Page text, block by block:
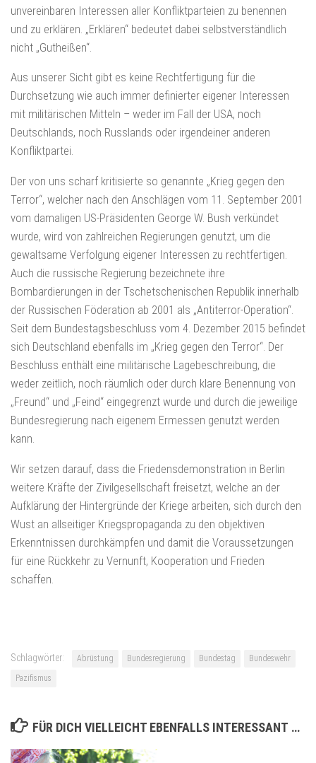
unvereinbaren Interessen aller Konfliktparteien zu benennen
und zu erklären. „Erklären“ bedeutet dabei selbstverständlich
nicht „Gutheißen“.
Aus unserer Sicht gibt es keine Rechtfertigung für die
Durchsetzung wie auch immer definierter eigener Interessen
mit militärischen Mitteln – weder im Fall der USA, noch
Deutschlands, noch Russlands oder irgendeiner anderen
Konfliktpartei.
Der von uns scharf kritisierte so genannte „Krieg gegen den
Terror“, welcher nach den Anschlägen vom 11. September 2001
vom damaligen US-Präsidenten George W. Bush verkündet
wurde, wird von zahlreichen Regierungen genutzt, um die
gewaltsame Verfolgung eigener Interessen zu rechtfertigen.
Auch die russische Regierung bezeichnete ihre
Bombardierungen in der Tschetschenischen Republik innerhalb
der Russischen Föderation ab 2001 als „Antiterror-Operation“.
Seit dem Bundestagsbeschluss vom 4. Dezember 2015 befindet
sich Deutschland ebenfalls im „Krieg gegen den Terror“. Der
Beschluss enthält eine militärische Lagebeschreibung, die
weder zeitlich, noch räumlich oder durch klare Benennung von
„Freund“ und „Feind“ eingegrenzt wurde und durch die jeweilige
Bundesregierung nach eigenem Ermessen genutzt werden
kann.
Wir setzen darauf, dass die Friedensdemonstration in Berlin
weitere Kräfte der Zivilgesellschaft freisetzt, welche an der
Aufklärung der Hintergründe der Kriege arbeiten, sich durch den
Wust an allseitiger Kriegspropaganda zu den objektiven
Erkenntnissen durchkämpfen und damit die Voraussetzungen
für eine Rückkehr zu Vernunft, Kooperation und Frieden
schaffen.
Schlagwörter: Abrüstung Bundesregierung Bundestag
Bundeswehr
Pazifismus
FÜR DICH VIELLEICHT EBENFALLS INTERESSANT …